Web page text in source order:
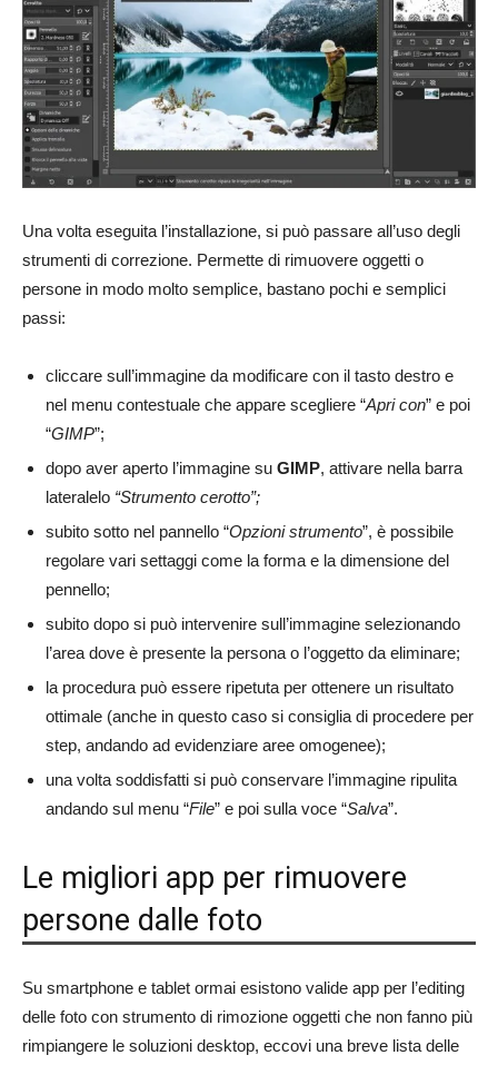
Una volta eseguita l’installazione, si può passare all’uso degli
strumenti di correzione. Permette di rimuovere oggetti o
persone in modo molto semplice, bastano pochi e semplici
passi:
cliccare sull’immagine da modificare con il tasto destro e
nel menu contestuale che appare scegliere “Apri con” e poi
“GIMP”;
dopo aver aperto l’immagine su GIMP, attivare nella barra
lateralelo “Strumento cerotto”;
subito sotto nel pannello “Opzioni strumento”, è possibile
regolare vari settaggi come la forma e la dimensione del
pennello;
subito dopo si può intervenire sull’immagine selezionando
l’area dove è presente la persona o l’oggetto da eliminare;
la procedura può essere ripetuta per ottenere un risultato
ottimale (anche in questo caso si consiglia di procedere per
step, andando ad evidenziare aree omogenee);
una volta soddisfatti si può conservare l’immagine ripulita
andando sul menu “File” e poi sulla voce “Salva”.
Le migliori app per rimuovere
persone dalle foto
Su smartphone e tablet ormai esistono valide app per l’editing
delle foto con strumento di rimozione oggetti che non fanno più
rimpiangere le soluzioni desktop, eccovi una breve lista delle